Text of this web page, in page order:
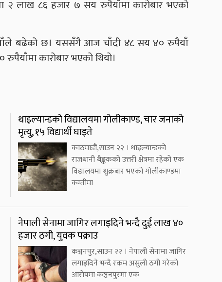
२ लाख ८६ हजार ७ सय रुपैयाँमा कारोबार भएको
बढेको छ। यससँगै आज चाँदी ४८ सय ४० रुपैयाँ
कारोबार भएको थियो।
थाइल्यान्डको विद्यालयमा गोलीकाण्ड, चार जनाको
मृत्यु, १५ विद्यार्थी घाइते
काठमाडौं,साउन २२ । थाइल्यान्डको
राजधानी बैङ्ककको उत्तरी क्षेत्रमा रहेको एक
विद्यालयमा शुक्रबार भएको गोलीकाण्डमा
कम्तीमा
नेपाली सेनामा जागिर लगाइदिने भन्दै दुई लाख ४०
हजार ठगी, युवक पक्राउ
कञ्चनपुर,साउन २२ । नेपाली सेनामा जागिर
लगाइदिने भन्दै रकम असुली ठगी गरेको
आरोपमा कञ्चनपुरमा एक